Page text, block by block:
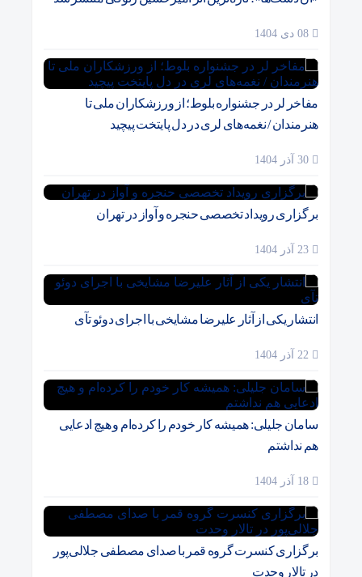
مفاخر لر در جشنواره بلوط؛ از ورزشکاران ملی تا
هنرمندان / نغمه‌های لری در دل پایتخت پیچید
برگزاری رویداد تخصصی حنجره و آواز در تهران
انتشار یکی از آثار علیرضا مشایخی با اجرای دوئو تآی
سامان جلیلی: همیشه کار خودم را کرده‌ام و هیچ ادعایی
هم نداشتم
برگزاری کنسرت گروه قمر با صدای مصطفی جلالی‌پور
در تالار وحدت